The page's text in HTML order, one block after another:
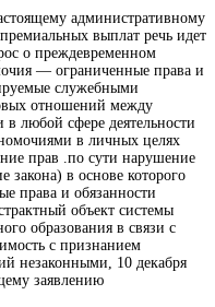
административному
выплат речь идет
о преждевременном
— ограниченные права и
служебными
отношений между
любой сфере деятельности
в личных целях
прав .по сути нарушение
закона) в основе которого
права и обязанности
объект системы
образования в связи с
с признанием
незаконными, 10 декабря
заявлению